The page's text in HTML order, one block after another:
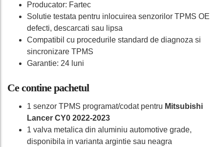
Producator: Fartec
Solutie testata pentru inlocuirea senzorilor TPMS OE
defecti, descarcati sau lipsa
Compatibil cu procedurile standard de diagnoza si
sincronizare TPMS
Garantie: 24 luni
Ce contine pachetul
1 senzor TPMS programat/codat pentru Mitsubishi
Lancer CY0 2022-2023
1 valva metalica din aluminiu automotive grade,
disponibila in varianta argintie sau neagra